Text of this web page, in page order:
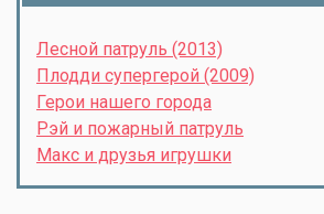
Лесной патруль (2013)
Плодди супергерой (2009)
Герои нашего города
Рэй и пожарный патруль
Макс и друзья игрушки